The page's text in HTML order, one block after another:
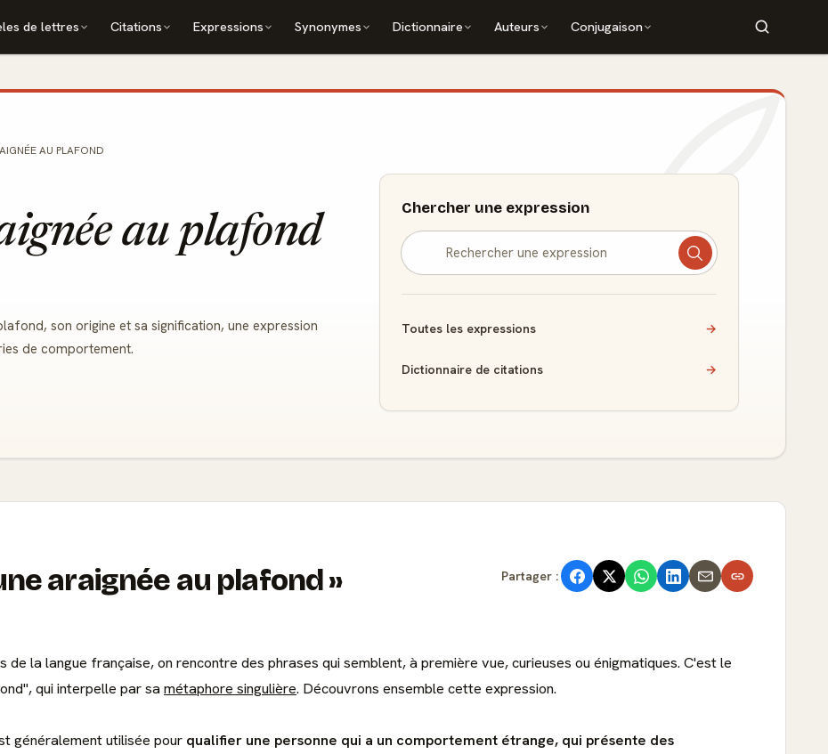
de lettres Citations Expressions Synonymes Dictionnaire Auteurs Conjugaison
AU PLAFOND
au plafond
son origine et sa signification, une expression
de comportement.
Chercher une expression
Toutes les expressions →
Dictionnaire de citations →
araignée au plafond
Partager :
la langue française, on rencontre des phrases qui semblent, à première vue, curieuses ou énigmatiques. C'est le
qui interpelle par sa métaphore singulière. Découvrons ensemble cette expression.
généralement utilisée pour qualifier une personne qui a un comportement étrange, qui présente des